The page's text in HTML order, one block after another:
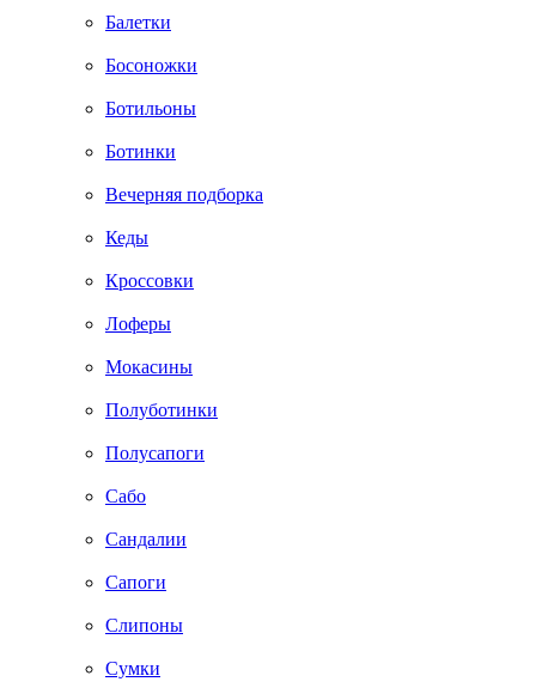
Балетки
Босоножки
Ботильоны
Ботинки
Вечерняя подборка
Кеды
Кроссовки
Лоферы
Мокасины
Полуботинки
Полусапоги
Сабо
Сандалии
Сапоги
Слипоны
Сумки